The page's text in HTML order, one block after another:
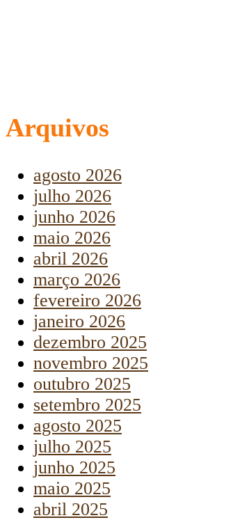
Arquivos
agosto 2026
julho 2026
junho 2026
maio 2026
abril 2026
março 2026
fevereiro 2026
janeiro 2026
dezembro 2025
novembro 2025
outubro 2025
setembro 2025
agosto 2025
julho 2025
junho 2025
maio 2025
abril 2025